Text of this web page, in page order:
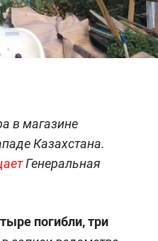
в магазине
Казахстана.
Генеральная
погибли, три